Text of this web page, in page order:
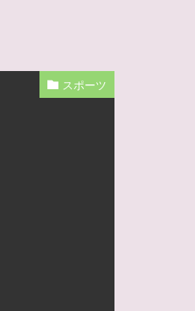
スポーツ